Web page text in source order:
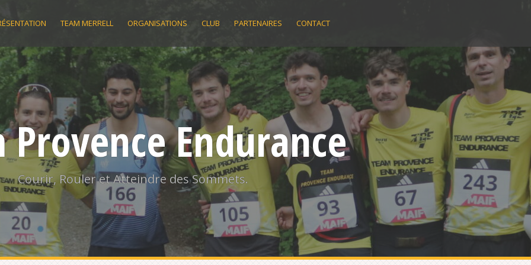
TEAM MERRELL ORGANISATIONS CLUB PARTENAIRES CONTACT
Provence Endurance
Courir, Rouler et Atteindre des Sommets.